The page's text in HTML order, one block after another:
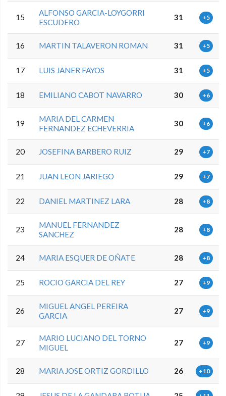
15
ALFONSO GARCIA-LOYGORRI
ESCUDERO
31 +5
16 MARTIN TALAVERON ROMAN 31 +5
17 LUIS JANER FAYOS 31 +5
18 EMILIANO CABOT NAVARRO 30 +6
19
MARIA DEL CARMEN
FERNANDEZ ECHEVERRIA
30 +6
20 JOSEFINA BARBERO RUIZ 29 +7
21 JUAN LEON JARIEGO 29 +7
22 DANIEL MARTINEZ LARA 28 +8
23
MANUEL FERNANDEZ
SANCHEZ
28 +8
24 MARIA ESQUER DE OÑATE 28 +8
25 ROCIO GARCIA DEL REY 27 +9
26
MIGUEL ANGEL PEREIRA
GARCIA
27 +9
27
MARIO LUCIANO DEL TORNO
MIGUEL
27 +9
28 MARIA JOSE ORTIZ GORDILLO 26 +10